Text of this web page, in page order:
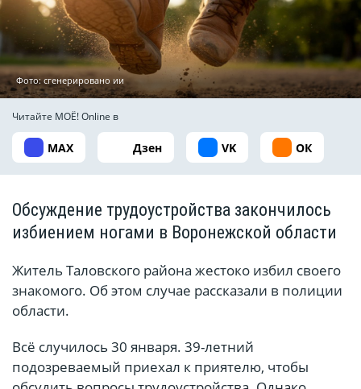
Фото: сгенерировано ии
Читайте МОЁ! Online в
MAX Дзен VK ОК
Обсуждение трудоустройства закончилось
избиением ногами в Воронежской области
Житель Таловского района жестоко избил своего
знакомого. Об этом случае рассказали в полиции
области.
Всё случилось 30 января. 39-летний
подозреваемый приехал к приятелю, чтобы